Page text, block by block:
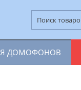
ДОМОФОНОВ